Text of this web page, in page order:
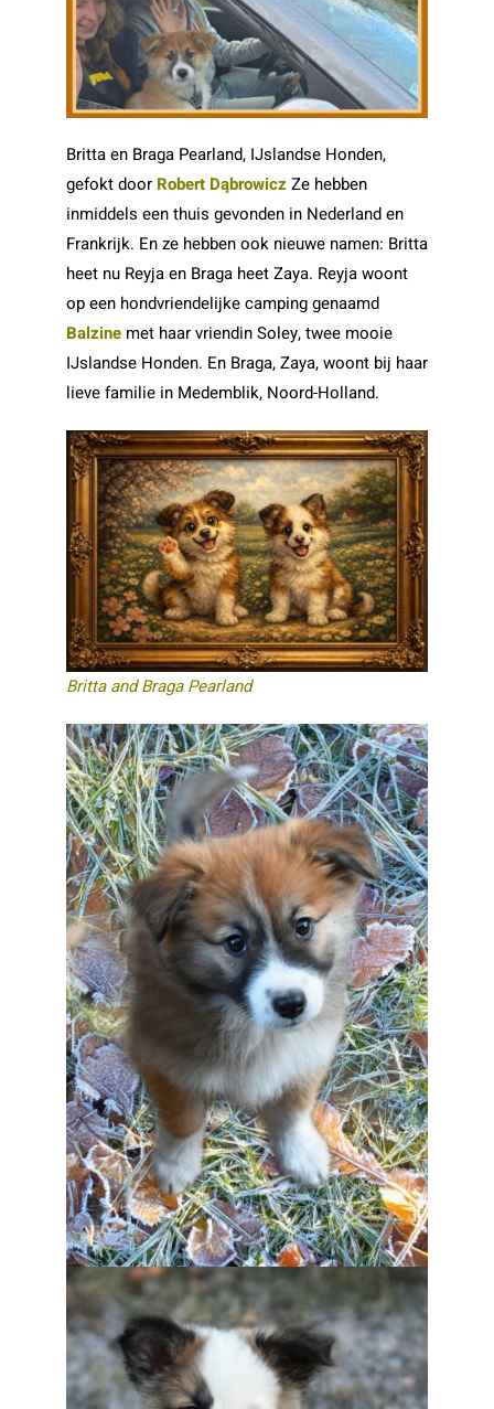
Britta en Braga Pearland, IJslandse Honden,
gefokt door Robert DąbrowiczZe hebben
inmiddels een thuis gevonden in Nederland en
Frankrijk. En ze hebben ook nieuwe namen: Britta
heet nu Reyja en Braga heet Zaya. Reyja woont
op een hondvriendelijke camping genaamd
Balzinemet haar vriendin Soley, twee mooie
IJslandse Honden. En Braga, Zaya, woont bij haar
lieve familie in Medemblik, Noord-Holland.
Britta and Braga Pearland